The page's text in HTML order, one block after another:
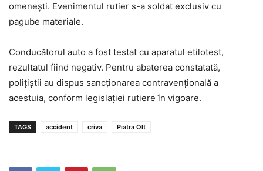
omenești. Evenimentul rutier s-a soldat exclusiv cu
pagube materiale.
Conducătorul auto a fost testat cu aparatul etilotest,
rezultatul fiind negativ. Pentru abaterea constatată,
polițiștii au dispus sancționarea contravențională a
acestuia, conform legislației rutiere în vigoare.
TAGS accident criva Piatra Olt